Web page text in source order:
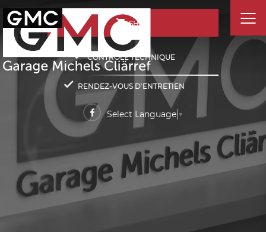
SHOP
CONTRÔLE TECHNIQUE
RENDEZ-VOUS D'ENTRETIEN
Select Language ▼